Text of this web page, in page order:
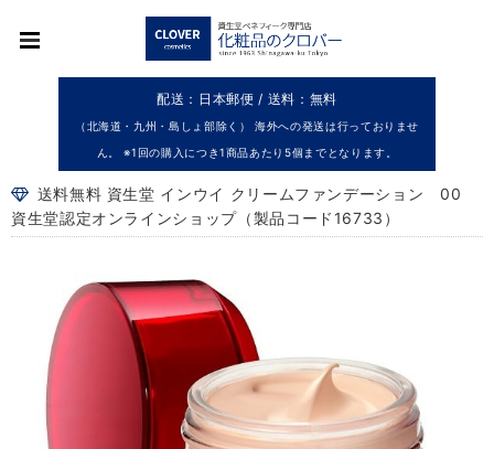
配送：日本郵便 / 送料：無料
（北海道・九州・島しょ部除く） 海外への発送は行っておりませ
ん。 ※1回の購入につき1商品あたり5個までとなります。
送料無料 資生堂 インウイ クリームファンデーション 00
資生堂認定オンラインショップ（製品コード16733）